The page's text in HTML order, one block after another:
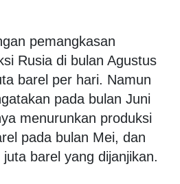
pemangkasan
Rusia di bulan Agustus
barel per hari. Namun
pada bulan Juni
menurunkan produksi
pada bulan Mei, dan
barel yang dijanjikan.